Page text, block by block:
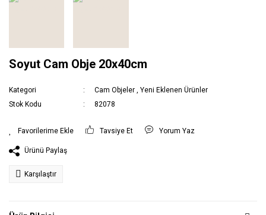
Soyut Cam Obje 20x40cm
Kategori Cam Objeler ,Yeni Eklenen Ürünler
Stok Kodu
82078
Tavsiye Et Yorum Yaz
Ürünü Paylaş
Karşılaştır